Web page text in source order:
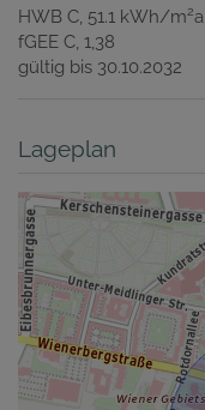
HWB C, 51.1 kWh/m2a
fGEE C, 1,38
gültig bis 30.10.2032
Lageplan